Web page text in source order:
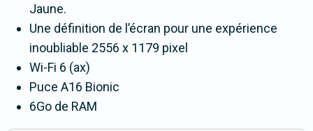
Jaune.
Une définition de l’écran pour une expérience
inoubliable 2556 x 1179 pixel
Wi-Fi 6 (ax)
Puce A16 Bionic
6Go de RAM